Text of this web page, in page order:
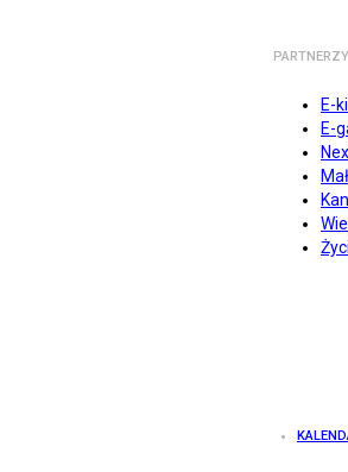
PARTNERZY
E-
E-